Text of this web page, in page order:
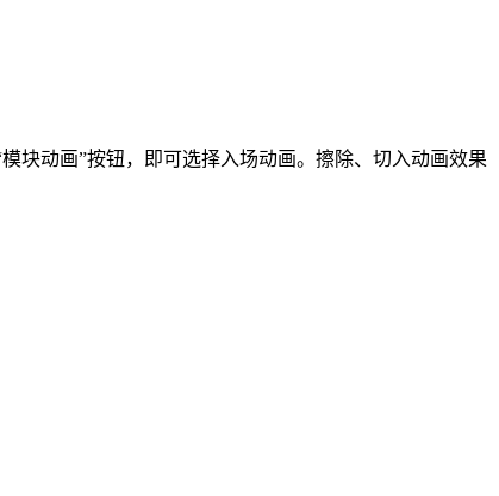
块动画”按钮，即可选择入场动画。擦除、切入动画效果